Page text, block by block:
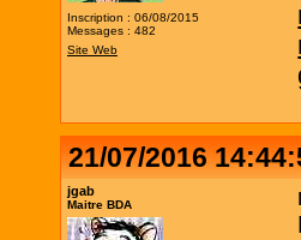
Inscription : 06/08/2015
Messages : 482
Site Web
21/07/2016
jgab
Maitre BDA